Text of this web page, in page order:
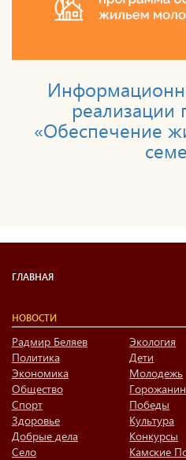
реализации
«Обеспечение
ГЛАВНАЯ
НОВОСТИ
Радмир Беляев
Политика
Экономика
Общество
Спорт
Здоровье
Добрые дела
Село
Экология
Дети
Молодежь
Горожанин
Победы
Культура
Конкурсы
Камские